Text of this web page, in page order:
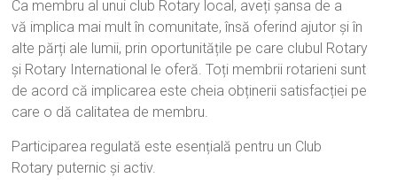
Ca membru al unui club Rotary local, aveți șansa de a
vă implica mai mult în comunitate, însă oferind ajutor şi în
alte părți ale lumii, prin oportunitățile pe care clubul Rotary
și Rotary International le oferă. Toți membrii rotarieni sunt
de acord că implicarea este cheia obținerii satisfacției pe
care o dă calitatea de membru.
Participarea regulată este esențială pentru un Club
Rotary puternic și activ.